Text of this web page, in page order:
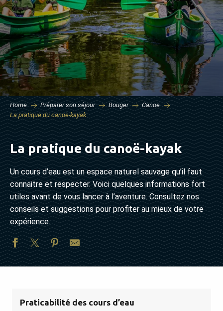
Home Préparer son séjour Bouger
Canoë
La pratique du canoë-kayak
La pratique du canoë-kayak
Un cours d’eau est un espace naturel sauvage qu’il faut
connaitre et respecter. Voici quelques informations fort
utiles avant de vous lancer à l’aventure. Consultez nos
conseils et suggestions pour profiter au mieux de votre
expérience.
Praticabilité des cours d’eau